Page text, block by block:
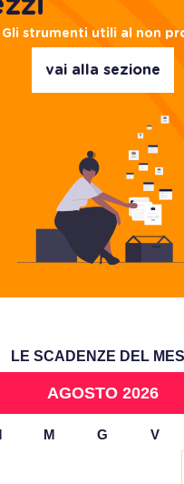
Gli strumenti utili al non
vai alla sezione
LE SCADENZE DEL
AGOSTO 2026
M G V